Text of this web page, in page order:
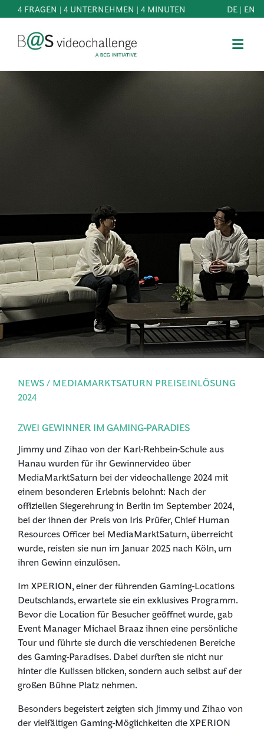
4 FRAGEN | 4 UNTERNEHMEN | 4 MINUTEN DE | EN
SCHIRMHERRSCHAFT
NEWS
PRESSE
ANMELDEN
NEWS / MEDIAMARKTSATURN PREISEINLÖSUNG
2024
ZWEI GEWINNER IM GAMING-PARADIES
Jimmy und Zihao von der Karl-Rehbein-Schule aus
Hanau wurden für ihr Gewinnervideo über
MediaMarktSaturn bei der videochallenge 2024 mit
einem besonderen Erlebnis belohnt: Nach der
offiziellen Siegerehrung in Berlin im September 2024,
bei der ihnen der Preis von Iris Prüfer, Chief Human
Resources Officer bei MediaMarktSaturn, überreicht
wurde, reisten sie nun im Januar 2025 nach Köln, um
ihren Gewinn einzulösen.
Im XPERION, einer der führenden Gaming-Locations
Deutschlands, erwartete sie ein exklusives Programm.
Bevor die Location für Besucher geöffnet wurde, gab
Event Manager Michael Braaz ihnen eine persönliche
Tour und führte sie durch die verschiedenen Bereiche
des Gaming-Paradises. Dabei durften sie nicht nur
hinter die Kulissen blicken, sondern auch selbst auf der
großen Bühne Platz nehmen.
Besonders begeistert zeigten sich Jimmy und Zihao von
der vielfältigen Gaming-Möglichkeiten die XPERION
b@Svideochallenge - A BCG INITIATIVE
Registriere dich als Teilnehmer*in
Geburtsdatum*
Jetzt registrieren